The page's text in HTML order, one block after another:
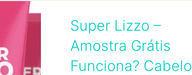
Super Lizzo –
Amostra Grátis
Funciona? Cabelo